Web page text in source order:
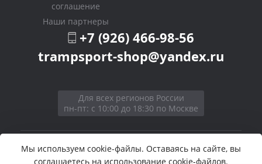
соглашение
Наши партнеры
+7 (926) 466-98-56
trampsport-shop@yandex.ru
Для всех регионов России
пн-пт: с 10:00 до 18:30 по Москве
© 2026.«Tramp Sport»
Мы используем cookie-файлы. Оставаясь на сайте, вы
соглашаетесь на использование cookie-файлов.